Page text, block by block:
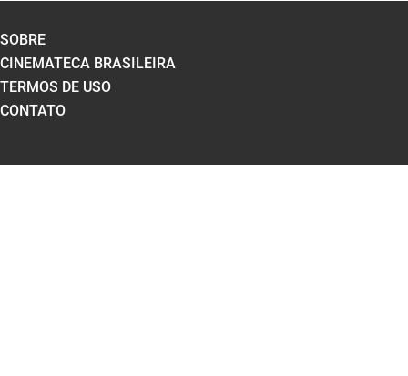
SOBRE
CINEMATECA BRASILEIRA
TERMOS DE USO
CONTATO